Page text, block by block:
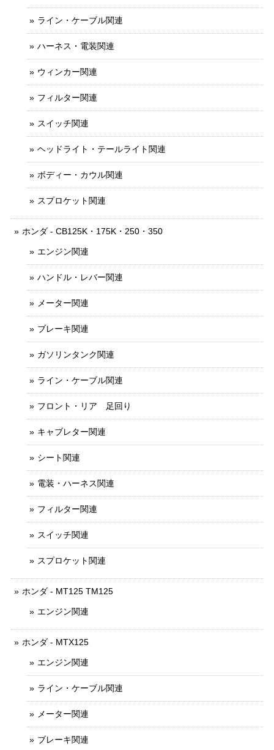
ライン・ケーブル関連
ハーネス・電装関連
ウィンカー関連
フィルター関連
スイッチ関連
ヘッドライト・テールライト関連
ボディー・カウル関連
スプロケット関連
ホンダ - CB125K・175K・250・350
エンジン関連
ハンドル・レバー関連
メーター関連
ブレーキ関連
ガソリンタンク関連
ライン・ケーブル関連
フロント・リア 足回り
キャブレター関連
シート関連
電装・ハーネス関連
フィルター関連
スイッチ関連
スプロケット関連
ホンダ - MT125 TM125
エンジン関連
ホンダ - MTX125
エンジン関連
ライン・ケーブル関連
メーター関連
ブレーキ関連